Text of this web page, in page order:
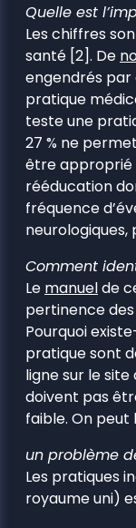
Quelle est
Les chiffres
santé [2]. De
engendrés
pratique
teste une
27 % ne
être approprié
rééducation
fréquence
Comment
Le manuelde
pertinence
Pourquoi
pratique sont
ligne sur le site
doivent pas
faible. On peut
un problème
Les pratiques
royaume uni)